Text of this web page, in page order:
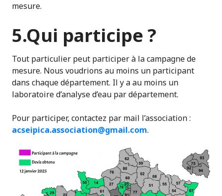
mesure.
5.Qui participe ?
Tout particulier peut participer à la campagne de
mesure. Nous voudrions au moins un participant
dans chaque département. Il y a au moins un
laboratoire d’analyse d’eau par département.
Pour participer, contactez par mail l’association :
acseipica.association@gmail.com.